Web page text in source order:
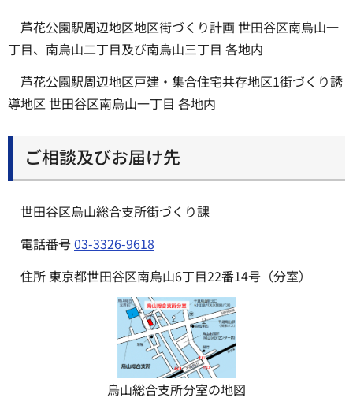
芦花公園駅周辺地区地区街づくり計画 世田谷区南烏山一
丁目、南烏山二丁目及び南烏山三丁目 各地内
芦花公園駅周辺地区戸建・集合住宅共存地区1街づくり誘
導地区 世田谷区南烏山一丁目 各地内
ご相談及びお届け先
世田谷区烏山総合支所街づくり課
電話番号03-3326-9618
住所 東京都世田谷区南烏山6丁目22番14号（分室）
烏山総合支所分室の地図